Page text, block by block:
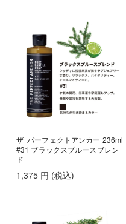
ザ･パーフェクトアンカー 236ml
#31 ブラックスプルースブレン
ド
1,375 円 (税込)